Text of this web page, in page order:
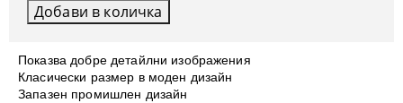
Показва добре детайлни изображения
Класически размер в моден дизайн
Запазен промишлен дизайн